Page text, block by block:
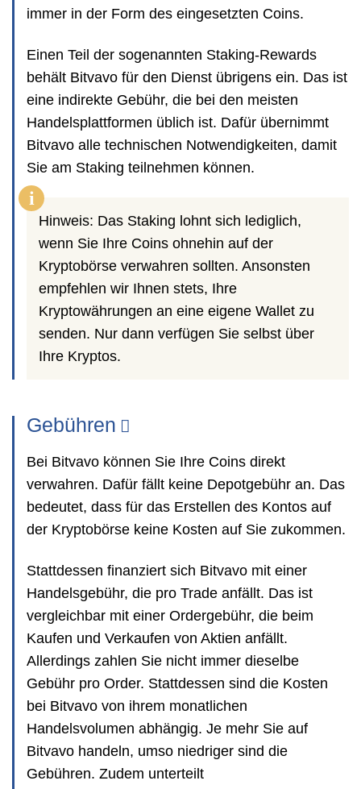
immer in der Form des eingesetzten Coins.
Einen Teil der sogenannten Staking-Rewards
behält Bitvavo für den Dienst übrigens ein. Das ist
eine indirekte Gebühr, die bei den meisten
Handelsplattformen üblich ist. Dafür übernimmt
Bitvavo alle technischen Notwendigkeiten, damit
Sie am Staking teilnehmen können.
i
Hinweis: Das Staking lohnt sich lediglich,
wenn Sie Ihre Coins ohnehin auf der
Kryptobörse verwahren sollten. Ansonsten
empfehlen wir Ihnen stets, Ihre
Kryptowährungen an eine eigene Wallet zu
senden. Nur dann verfügen Sie selbst über
Ihre Kryptos.
Gebühren
Bei Bitvavo können Sie Ihre Coins direkt
verwahren. Dafür fällt keine Depotgebühr an. Das
bedeutet, dass für das Erstellen des Kontos auf
der Kryptobörse keine Kosten auf Sie zukommen.
Stattdessen finanziert sich Bitvavo mit einer
Handelsgebühr, die pro Trade anfällt. Das ist
vergleichbar mit einer Ordergebühr, die beim
Kaufen und Verkaufen von Aktien anfällt.
Allerdings zahlen Sie nicht immer dieselbe
Gebühr pro Order. Stattdessen sind die Kosten
bei Bitvavo von ihrem monatlichen
Handelsvolumen abhängig. Je mehr Sie auf
Bitvavo handeln, umso niedriger sind die
Gebühren. Zudem unterteilt